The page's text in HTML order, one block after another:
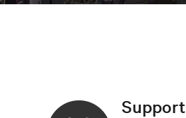
Support